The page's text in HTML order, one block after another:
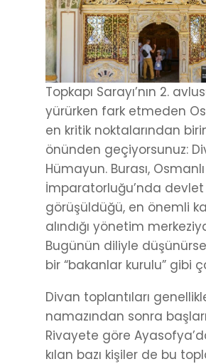
Topkapı Sarayı’nın 2.
yürürken fark etmeden
en kritik noktalarından
önünden geçiyorsunuz:
Hümayun. Burası, Osmanlı
İmparatorluğu’nda devlet
görüşüldüğü, en önemli
alındığı yönetim
Bugünün diliyle
bir “bakanlar kurulu” gibi
Divan toplantıları
namazından sonra
Rivayete göre
kılan bazı kişiler de bu